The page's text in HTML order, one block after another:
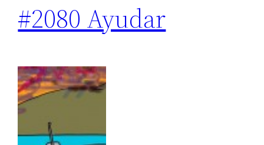
#2080 Ayudar